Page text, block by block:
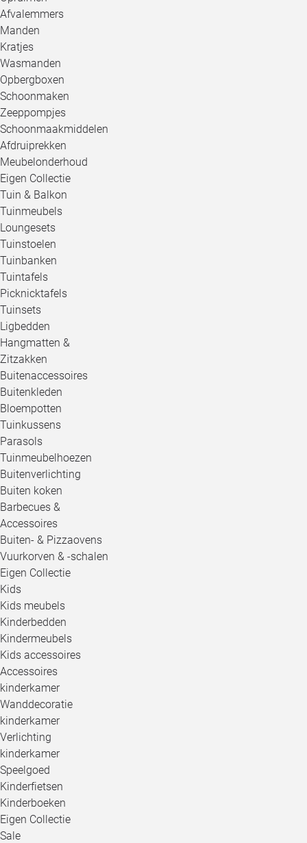
Afvalemmers
Manden
Kratjes
Wasmanden
Opbergboxen
Schoonmaken
Zeeppompjes
Schoonmaakmiddelen
Afdruiprekken
Meubelonderhoud
Eigen Collectie
Tuin & Balkon
Tuinmeubels
Loungesets
Tuinstoelen
Tuinbanken
Tuintafels
Picknicktafels
Tuinsets
Ligbedden
Hangmatten &
Zitzakken
Buitenaccessoires
Buitenkleden
Bloempotten
Tuinkussens
Parasols
Tuinmeubelhoezen
Buitenverlichting
Buiten koken
Barbecues &
Accessoires
Buiten- & Pizzaovens
Vuurkorven & -schalen
Eigen Collectie
Kids
Kids meubels
Kinderbedden
Kindermeubels
Kids accessoires
Accessoires
kinderkamer
Wanddecoratie
kinderkamer
Verlichting
kinderkamer
Speelgoed
Kinderfietsen
Kinderboeken
Eigen Collectie
Sale